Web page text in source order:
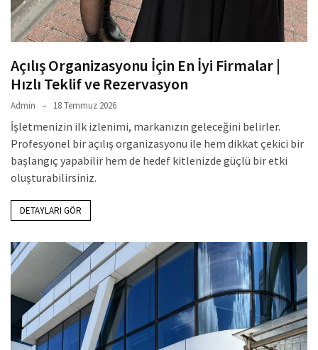
Açılış Organizasyonu İçin En İyi Firmalar |
Hızlı Teklif ve Rezervasyon
Admin 18 Temmuz 2026
İşletmenizin ilk izlenimi, markanızın geleceğini belirler.
Profesyonel bir açılış organizasyonu ile hem dikkat çekici bir
başlangıç yapabilir hem de hedef kitlenizde güçlü bir etki
oluşturabilirsiniz.
DETAYLARI GÖR